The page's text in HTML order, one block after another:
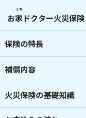
2023年07月
2023年06月
2023年05月
2023年02月
2022年07月
2022年06月
2022年04月
2021年08月
2021年04月
お家
うち
ドクター火災保
保険の特長
補償内容
火災保険の基礎知識